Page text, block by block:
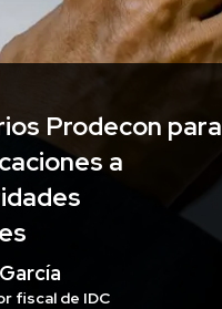
Prodecon para
a
fiscal de IDC